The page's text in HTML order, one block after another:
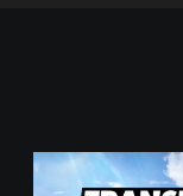
T